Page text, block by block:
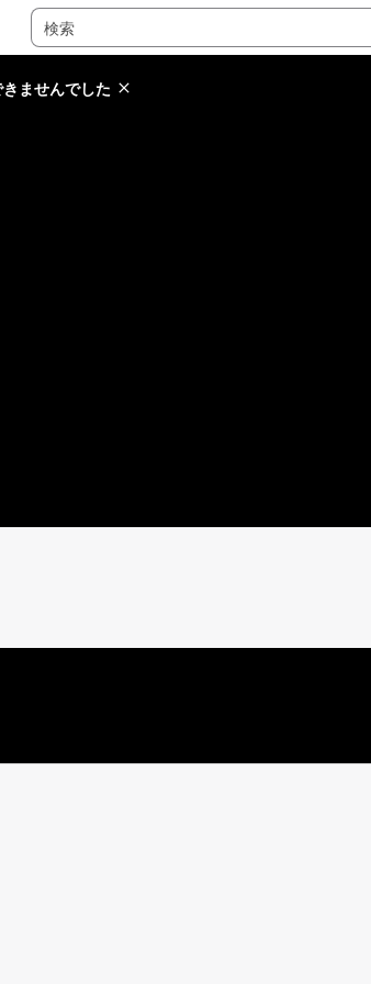
ませんでした